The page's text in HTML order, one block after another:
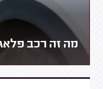
מה זה רכב